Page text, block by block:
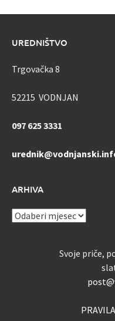
UREDNIŠTVO
Trgovačka 8
52215 VODNJAN
097 625 3331
ARHIVA
ARHIVA
Svoje priče,